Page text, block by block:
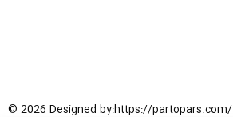
© 2026 Designed by:https://partopars.com/